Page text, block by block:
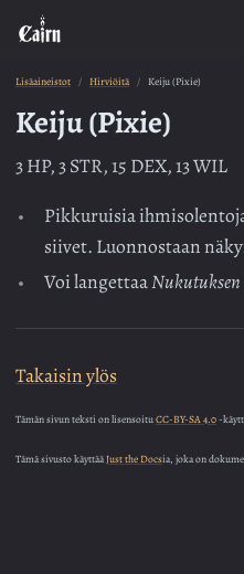
Lisäaineistot Hirviöitä Keiju (Pixie)
Keiju (Pixie)
3 HP, 3 STR, 15 DEX, 13 WIL
Pikkuruisia
siivet. Luonnostaan
Voi langettaaNukutuksen
Takaisin ylös
Tämän sivun teksti on lisensoituCC-BY-SA 4.0-
Tämä sivusto käyttääJust the Docsia, joka on